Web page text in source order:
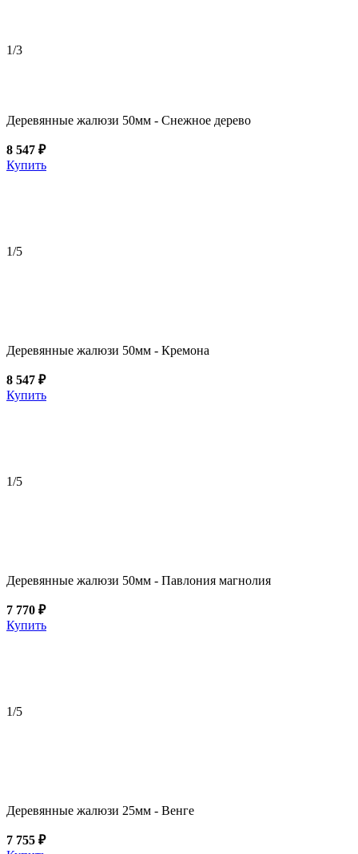
1/3
Деревянные жалюзи 50мм - Снежное дерево
8 547 ₽
Купить
1/5
Деревянные жалюзи 50мм - Кремона
8 547 ₽
Купить
1/5
Деревянные жалюзи 50мм - Павлония магнолия
7 770 ₽
Купить
1/5
Деревянные жалюзи 25мм - Венге
7 755 ₽